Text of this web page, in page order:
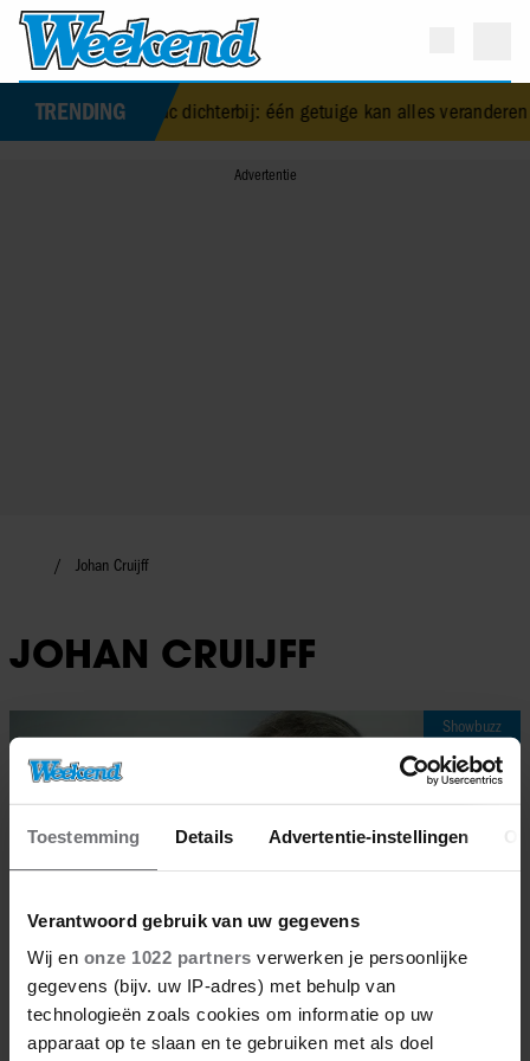
Toestemming Details Advertentie-instellingen
Verantwoord gebruik van uw gegevens
Wij en onze 1022 partners verwerken je persoonlijke
gegevens (bijv. uw IP-adres) met behulp van
technologieën zoals cookies om informatie op uw
apparaat op te slaan en te gebruiken met als doel
TRENDING
moord op 2Pac dichterbij: één getuige kan alles veranderen
Johan Cruijff
JOHAN CRUIJFF
Showbuzz